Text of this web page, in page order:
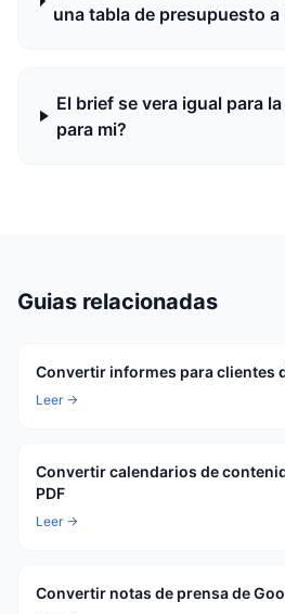
una tabla de presupuesto a
El brief se vera igual para
para mi?
Guias relacionadas
Convertir informes para clientes
Leer →
Convertir calendarios de
PDF
Leer →
Convertir notas de prensa de